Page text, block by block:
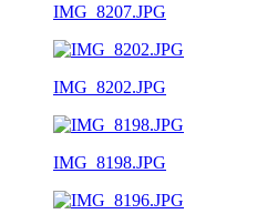
IMG_8207.JPG
IMG_8202.JPG
IMG_8198.JPG